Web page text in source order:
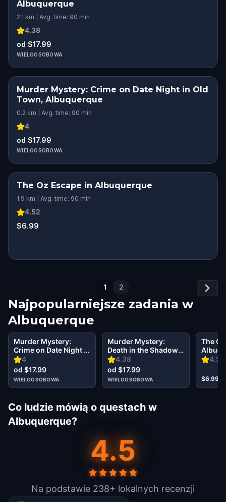
Albuquerque
2.1 km | Avg. time: 90 min
4.38
od $17.99
WIELOOSOBOWA
Murder Mystery: Crime on Date Night in Old
Town, Albuquerque
0.2 km | Avg. time: 90 min
4
od $17.99
WIELOOSOBOWA
The Oz Escape in Albuquerque
1.9 km | Avg. time: 90 min
4.52
$6.99
1 2
Najpopularniejsze zadania w
Albuquerque
4
Murder Mystery:
Crime on Date Night in
Old Town,
Albuquerque
od $17.99
WIELOOSOBOWA
4.38
Murder Mystery:
Death in the Shadows
in Albuquerque
od $17.99
WIELOOSOBOWA
4.52
The
$6.99
Co ludzie mówią o questach w
Albuquerque?
4.5
Na podstawie 238+ lokalnych recenzji